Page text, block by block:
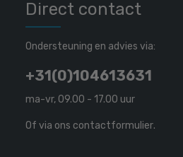
Direct contact
Ondersteuning en advies via:
+31(0)104613631
ma-vr, 09.00 - 17.00 uur
Of via ons contactformulier.